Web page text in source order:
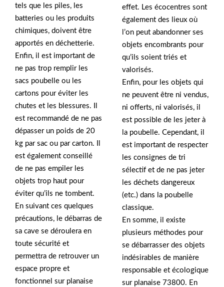
tels que les piles, les
batteries ou les produits
chimiques, doivent être
apportés en déchetterie.
Enfin, il est important de
ne pas trop remplir les
sacs poubelle ou les
cartons pour éviter les
chutes et les blessures. Il
est recommandé de ne pas
dépasser un poids de 20
kg par sac ou par carton. Il
est également conseillé
de ne pas empiler les
objets trop haut pour
éviter qu’ils ne tombent.
En suivant ces quelques
précautions, le débarras de
sa cave se déroulera en
toute sécurité et
permettra de retrouver un
espace propre et
fonctionnel sur planaise
effet. Les écocentres sont
également des lieux où
l’on peut abandonner ses
objets encombrants pour
qu’ils soient triés et
valorisés.
Enfin, pour les objets qui
ne peuvent être ni vendus,
ni offerts, ni valorisés, il
est possible de les jeter à
la poubelle. Cependant, il
est important de respecter
les consignes de tri
sélectif et de ne pas jeter
les déchets dangereux
(etc.) dans la poubelle
classique.
En somme, il existe
plusieurs méthodes pour
se débarrasser des objets
indésirables de manière
responsable et écologique
sur planaise 73800. En